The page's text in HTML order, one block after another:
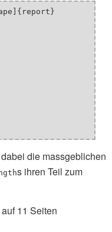
die massgeblichen
s ihren Teil zum
11 Seiten